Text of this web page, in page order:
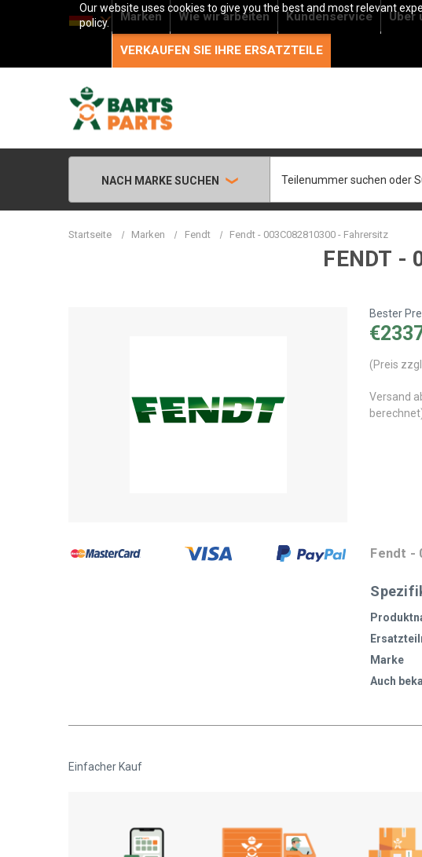
Our website uses cookies to give you the best and most relevant
policy.
Marken Wie wir arbeiten Kundenservice Über
VERKAUFEN SIE IHRE ERSATZTEILE
NACH MARKE SUCHEN
Startseite Marken Fendt Fendt - 003C082810300 - Fahrersitz
FENDT -
Bester
(Preis
Versand
Fendt -
Marke
Auch
Einfacher Kauf